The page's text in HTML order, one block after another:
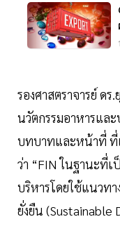
รองศาสตราจารย์ ด
นวัตกรรมอาหารแล
บทบาทและหน้าที่ ที่
ว่า “FIN ในฐานะที่
บริหารโดยใช้แนวท
ยั่งยืน (Sustainable